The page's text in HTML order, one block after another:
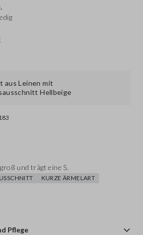
und trägt eine S.
KURZE ÄRMELART
Pflege